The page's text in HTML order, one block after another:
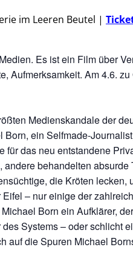
im Leeren Beutel |
Es ist ein Film über
Aufmerksamkeit. Am 4.6. zu
Medienskandale der
ein Selfmade-
für das neu entstandene
behandelten absurde
die Kröten lecken,
– nur einige der
Born ein Aufklärer,
Systems – oder schlicht
auf die Spuren Michael